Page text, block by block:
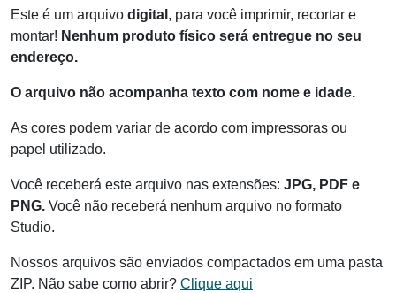
Este é um arquivo digital , para você imprimir, recortar e
montar! Nenhum produto físico será entregue no seu
endereço.
O arquivo não acompanha texto com nome e idade.
As cores podem variar de acordo com impressoras ou
papel utilizado.
Você receberá este arquivo nas extensões: JPG, PDF e
PNG. Você não receberá nenhum arquivo no formato
Studio.
Nossos arquivos são enviados compactados em uma pasta
ZIP. Não sabe como abrir? Clique aqui